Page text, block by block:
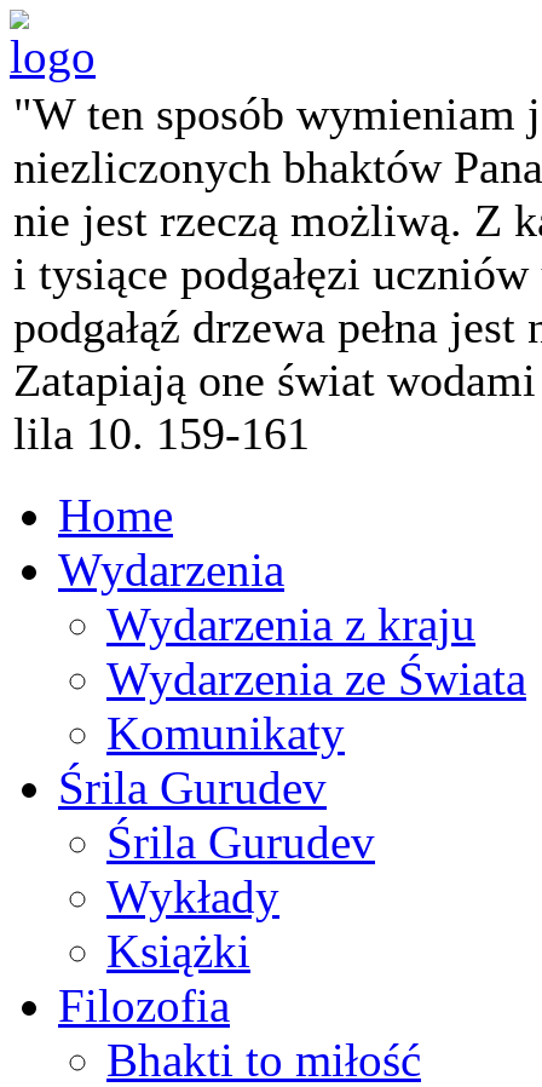
"W ten sposób wymieniam
niezliczonych bhaktów
nie jest rzeczą możliwą. Z
i tysiące podgałęzi
podgałąź drzewa pełna
Zatapiają one świat
lila 10. 159-161
Home
Wydarzenia
Wydarzenia z kraju
Wydarzenia ze Świata
Komunikaty
Śrila Gurudev
Śrila Gurudev
Wykłady
Książki
Filozofia
Bhakti to miłość